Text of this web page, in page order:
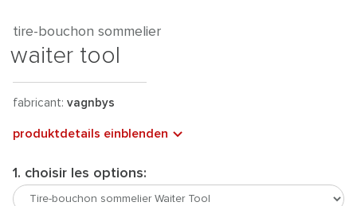
tire-bouchon sommelier
waiter tool
fabricant: vagnbys
produktdetails einblenden
1. choisir les options: